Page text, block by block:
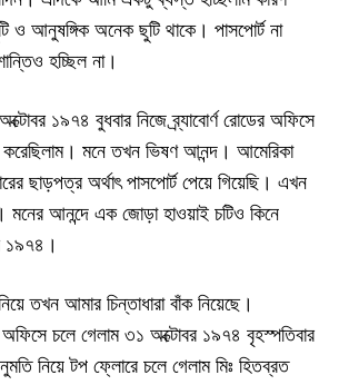
ও আনুষঙ্গিকঅনেক ছুটি থাকে। পাসপোর্টনা
হচ্ছিল না।
১৯৭৪ বুধবার নিজে ব্র্যাবোর্ণ রোডের অফিসে
মনে তখন ভিষণ আনন্দ। আমেরিকা
ছাড়পত্র অর্থাৎপাসপোর্টপেয়ে গিয়েছি। এখন
মনের আনন্দে এক জোড়া হাওয়াই চটিও কিনে
১৯৭৪।
তখন আমার চিন্তাধারা বাঁক নিয়েছে।
চলে গেলাম ৩১ অক্টোবর ১৯৭৪ বৃহস্পতিবার
নিয়ে টপ ফ্লোরে চলে গেলাম মিঃ হিতব্রত